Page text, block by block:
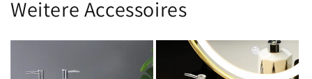
Weitere Accessoires